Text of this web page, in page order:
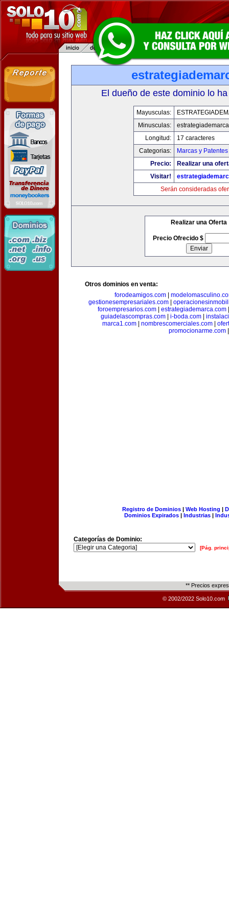
El dueño de este dominio lo
Mayusculas:
Minusculas:
Longitud:
17 caracteres
Categorias:
Marcas y Patentes
Precio:
Realizar una
Visitar!
Serán consideradas
Realizar una Oferta
Precio Ofrecido $
Otros dominios en venta:
forodeamigos.com
gestionesempresariales.com
foroempresarios.com| estrategiademarca.com
guiadelascompras.com
i-boda.com
marca1.com| nombrescomerciales.com|
promocionarme.com
Registro de Dominios| Web Hosting |
Dominios Expirados | Industrias |
Categorías de Dominio:
[Pág.
** Precios
© 2002/2022 Solo10.com